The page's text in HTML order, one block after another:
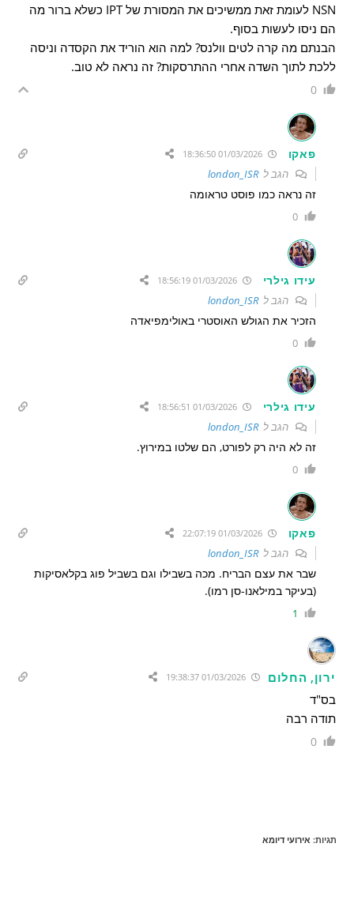
NSN לעומת זאת ממשיכים את המסורת של IPT כשלא ברור מה
הם ניסו לעשות בסוף.
הבנתם מה קרה לטים וולנס? למה הוא הוריד את הקסדה וניסה
ללכת לתוך השדה אחרי ההתרסקות? זה נראה לא טוב.
0
פאקו 01/03/2026 18:36:50
הגב לlondon_ISR
זה נראה כמו פוסט טראומה
0
עידו גילרי 01/03/2026 18:56:19
הגב לlondon_ISR
הזכיר את הגולש האוסטרי באולימפיאדה
0
עידו גילרי 01/03/2026 18:56:51
הגב לlondon_ISR
זה לא היה רק לפורט, הם שלטו במירוץ.
0
פאקו 01/03/2026 22:07:19
הגב לlondon_ISR
שבר את עצם הבריח. מכה בשבילו וגם בשביל פוג בקלאסיקות
(בעיקר במילאנו-סן רמו).
1
ירון, החלום 01/03/2026 19:38:37
בס"ד
תודה רבה
0
תגיות: אירועי דיומא